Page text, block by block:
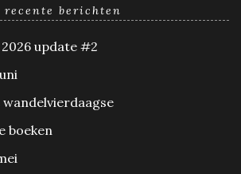
recente berichten
update #2
boeken